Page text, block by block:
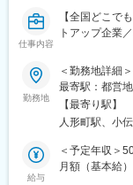
◎プロダクト
・GCP等のク
・DWH・API
・dbtなどを用
◎プロダクト
ョン
・バックエン
仕事内容
【全国どこで
トアップ企業
■募集背景：
当社は月極駐
完結のモビリ
看板で集客し
減」,「業務負
ります。今回
勤務地
＜勤務地詳細
最寄駅：都営
面禁煙
【最寄り駅】
人形町駅、小
給与
＜予定年収＞
月額（基本給